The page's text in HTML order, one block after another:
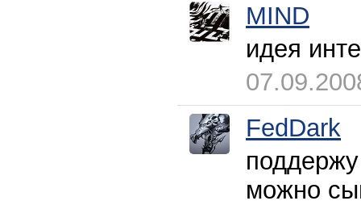
MIND
идея
FedDark
можно